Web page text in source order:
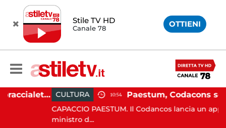
Stile TV HD
Canale 78 OTTIENI
Martina Carbonaro, braccialetto elettronico per i genitori della 14enne uccisa dall'ex CULTURA 10:54
CAPACCIO PAESTUM. Il Codancos lancia un appello al
ministro d...